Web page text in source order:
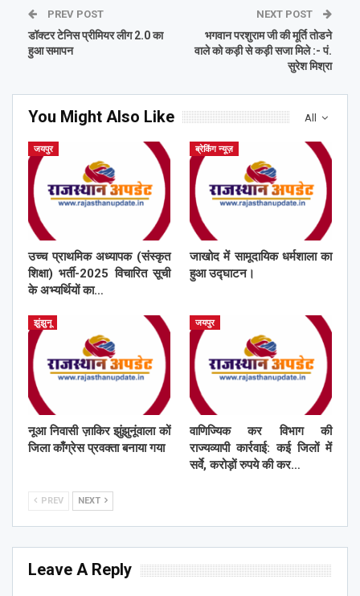
PREV POST
डॉक्टर टेनिस प्रीमियर लीग 2.0 का
हुआ समापन
NEXT POST
भगवान परशुराम जी की मूर्ति तोडने
वाले को कड़ी से कड़ी सजा मिले :- पं.
सुरेश मिश्रा
All
You Might Also Like
जयपुर
उच्च प्राथमिक अध्यापक (संस्कृत
शिक्षा) भर्ती-2025 विचारित सूची
के अभ्यर्थियों का…
ब्रेकिंग न्यूज़
जाखोद में सामूदायिक धर्मशाला का
हुआ उद्घाटन।
झुंझुनू
नूआ निवासी ज़ाकिर झुंझुनूंवाला कों
जिला काँग्रेस प्रवक्ता बनाया गया
जयपुर
वाणिज्यिक कर विभाग की
राज्यव्यापी कार्रवाई: कई जिलों में
सर्वे, करोड़ों रुपये की कर…
PREV NEXT
Leave A Reply